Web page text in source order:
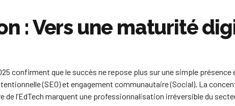
: Vers une maturité
confirment que le succès ne repose plus sur une simple présence
(SEO) et engagement communautaire (Social). La
de l’EdTech marquent une professionnalisation irréversible du